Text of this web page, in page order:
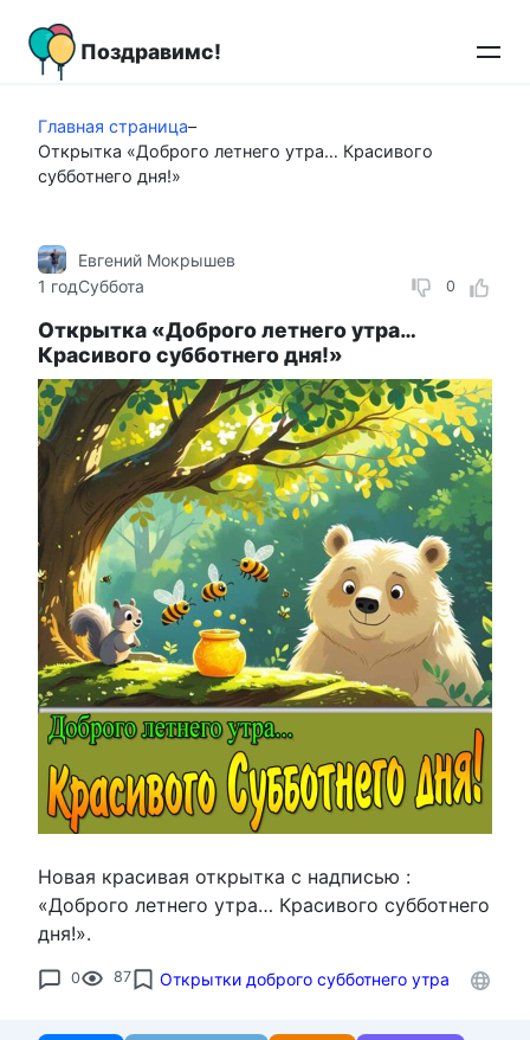
контенту
Поздравимс!
Главная страница–
Открытка «Доброго летнего утра… Красивого
субботнего дня!»
0
Евгений Мокрышев
1 годСуббота
Открытка «Доброго летнего утра…
Красивого субботнего дня!»
Новая красивая открытка с надписью :
«Доброго летнего утра… Красивого субботнего
дня!».
0 87 Открытки доброго субботнего утра